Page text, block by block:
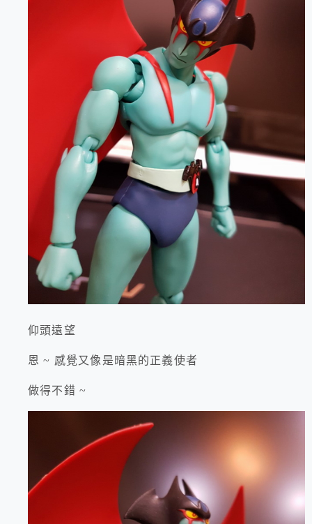
仰頭遠望
恩 ~ 感覺又像是暗黑的正義使者
做得不錯 ~